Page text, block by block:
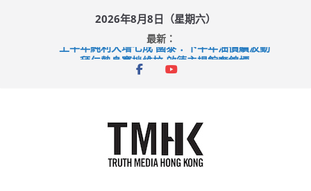
2026年8月8日（星期六）
最新：
上半年純利大增七成 國泰：下半年油價續波動
拜仁熱身賽挫維拉 啟德主場館奪錦標